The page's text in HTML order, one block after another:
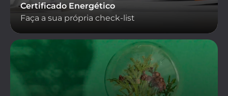
Certificado Energético
Faça a sua própria check-list